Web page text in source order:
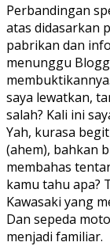
Perbandingan
atas didasarkan
pabrikan dan
menunggu
saya lewatkan,
salah? Kali ini
Yah, kurasa
(ahem), bahkan
membahas
kamu tahu apa?
Kawasaki yang
Dan sepeda
menjadi familiar.